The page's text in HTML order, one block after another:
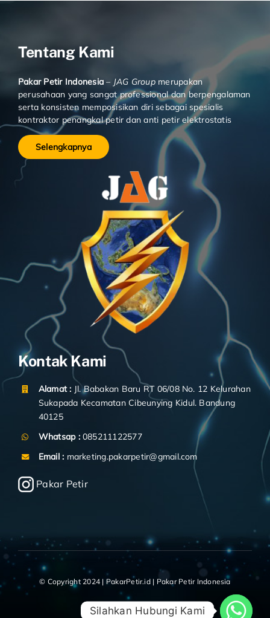
Tentang Kami
Pakar Petir Indonesia– JAG Groupmerupakan
perusahaan yang sangat professional dan berpengalaman
serta konsisten memposisikan diri sebagai spesialis
kontraktor penangkal petir dan anti petir elektrostatis
Selengkapnya
Kontak Kami
Alamat : Jl. Babakan Baru RT 06/08 No. 12 Kelurahan
Sukapada Kecamatan Cibeunying Kidul. Bandung
40125
Whatsap :085211122577
Email : marketing.pakarpetir@gmail.com
Pakar Petir
© Copyright 2024 | PakarPetir.id | Pakar Petir Indonesia
Silahkan Hubungi Kami